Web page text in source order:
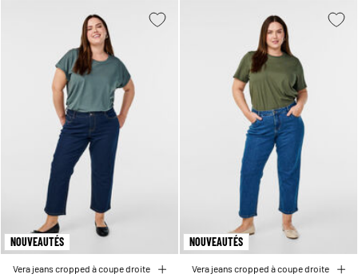
NOUVEAUTÉS
Vera jeans cropped à coupe droite
NOUVEAUTÉS
Vera jeans cropped à coupe droite